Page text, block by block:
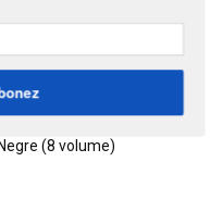
ale Chinei
(8 volume)